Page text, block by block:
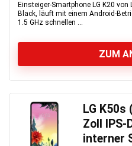
Einsteiger-Smartphone LG K20
Black, läuft mit einem Android-
1.5 GHz schnellen ...
ZUM
LG K50s
Zoll IPS-
interner